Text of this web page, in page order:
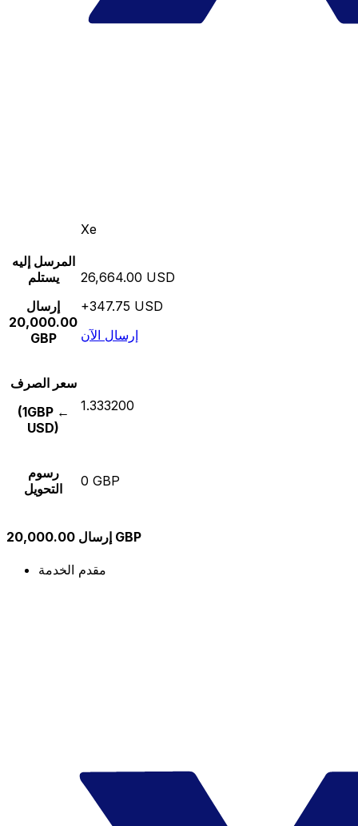
Xe
المرسل إليه
يستلم
إرسال
20,000.00
GBP
26,664.00 USD
+347.75 USD
إرسال الآن
سعر الصرف
(1GBP ←
USD)
1.333200
رسوم
التحويل
0 GBP
إرسال 20,000.00 GBP
مقدم الخدمة